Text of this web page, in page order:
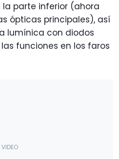
parte inferior (ahora
ópticas principales), así
lumínica con diodos
funciones en los faros